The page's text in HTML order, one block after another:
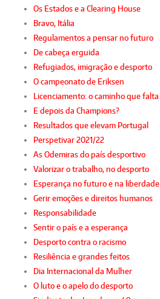
Os Estados e a Clearing House
Bravo, Itália
Regulamentos a pensar no futuro
De cabeça erguida
Refugiados, imigração e desporto
O campeonato de Eriksen
Licenciamento: o caminho que falta
E depois da Champions?
Resultados que elevam Portugal
Perspetivar 2021/22
As Odemiras do país desportivo
Valorizar o trabalho, no desporto
Esperança no futuro e na liberdade
Gerir emoções e direitos humanos
Responsabilidade
Sentir o país e a esperança
Desporto contra o racismo
Resiliência e grandes feitos
Dia Internacional da Mulher
O luto e o apelo do desporto